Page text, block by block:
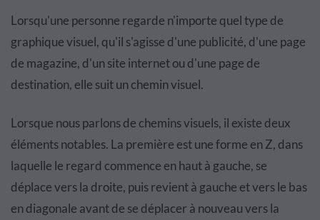
Lorsqu'une personne regarde n'importe quel type de
graphique visuel, qu'il s'agisse d'une publicité, d'une page
de magazine, d'un site internet ou d'une page de
destination, elle suit un chemin visuel.
Lorsque nous parlons de chemins visuels, il existe deux
éléments notables. La première est une forme en Z, dans
laquelle le regard commence en haut à gauche, se
déplace vers la droite, puis revient à gauche et vers le bas
en diagonale avant de se déplacer à nouveau vers la